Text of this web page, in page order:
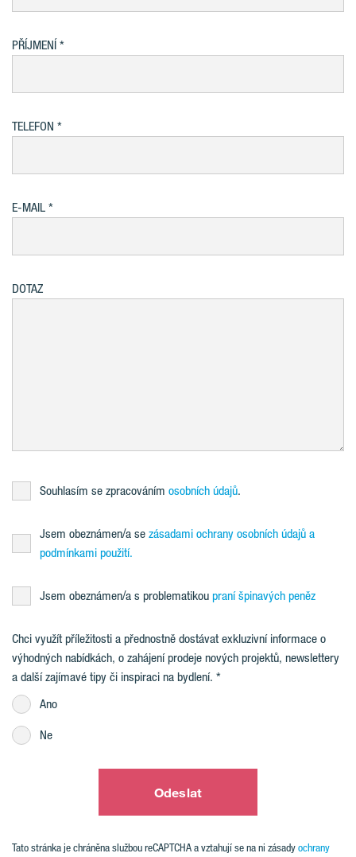
PŘÍJMENÍ
TELEFON
E-MAIL
DOTAZ
Souhlasím se zpracováním osobních údajů.
Jsem obeznámen/a se zásadami ochrany osobních údajů a
podmínkami použití.
Jsem obeznámen/a s problematikou praní špinavých peněz
Chci využít příležitosti a přednostně dostávat exkluzivní informace o
výhodných nabídkách, o zahájení prodeje nových projektů, newslettery
a další zajímavé tipy či inspiraci na bydlení.
Ano
Ne
Odeslat
Tato stránka je chráněna službou reCAPTCHA a vztahují se na ni zásadyochrany